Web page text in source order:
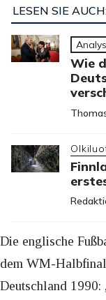
LESEN SIE
Wie
Die englische
dem WM-
Deutschland 1990: